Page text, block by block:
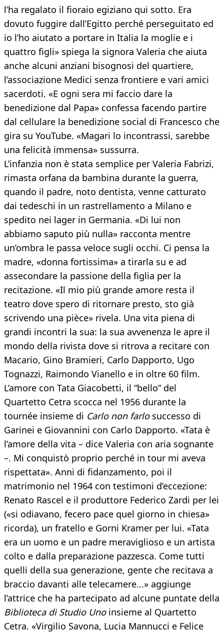
l’ha regalato il fioraio egiziano qui sotto. Era
dovuto fuggire dall’Egitto perché perseguitato ed
io l’ho aiutato a portare in Italia la moglie e i
quattro figli» spiega la signora Valeria che aiuta
anche alcuni anziani bisognosi del quartiere,
l’associazione Medici senza frontiere e vari amici
sacerdoti. «E ogni sera mi faccio dare la
benedizione dal Papa» confessa facendo partire
dal cellulare la benedizione social di Francesco che
gira su YouTube. «Magari lo incontrassi, sarebbe
una felicità immensa» sussurra.
L’infanzia non è stata semplice per Valeria Fabrizi,
rimasta orfana da bambina durante la guerra,
quando il padre, noto dentista, venne catturato
dai tedeschi in un rastrellamento a Milano e
spedito nei lager in Germania. «Di lui non
abbiamo saputo più nulla» racconta mentre
un’ombra le passa veloce sugli occhi. Ci pensa la
madre, «donna fortissima» a tirarla su e ad
assecondare la passione della figlia per la
recitazione. «Il mio più grande amore resta il
teatro dove spero di ritornare presto, sto già
scrivendo una pièce» rivela. Una vita piena di
grandi incontri la sua: la sua avvenenza le apre il
mondo della rivista dove si ritrova a recitare con
Macario, Gino Bramieri, Carlo Dapporto, Ugo
Tognazzi, Raimondo Vianello e in oltre 60 film.
L’amore con Tata Giacobetti, il “bello” del
Quartetto Cetra scocca nel 1956 durante la
tournée insieme di Carlo non farlosuccesso di
Garinei e Giovannini con Carlo Dapporto. «Tata è
l’amore della vita – dice Valeria con aria sognante
–. Mi conquistò proprio perché in tour mi aveva
rispettata». Anni di fidanzamento, poi il
matrimonio nel 1964 con testimoni d’eccezione:
Renato Rascel e il produttore Federico Zardi per lei
(«si odiavano, fecero pace quel giorno in chiesa»
ricorda), un fratello e Gorni Kramer per lui. «Tata
era un uomo e un padre meraviglioso e un artista
colto e dalla preparazione pazzesca. Come tutti
quelli della sua generazione, gente che recitava a
braccio davanti alle telecamere...» aggiunge
l’attrice che ha partecipato ad alcune puntate della
Biblioteca di Studio Unoinsieme al Quartetto
Cetra. «Virgilio Savona, Lucia Mannucci e Felice